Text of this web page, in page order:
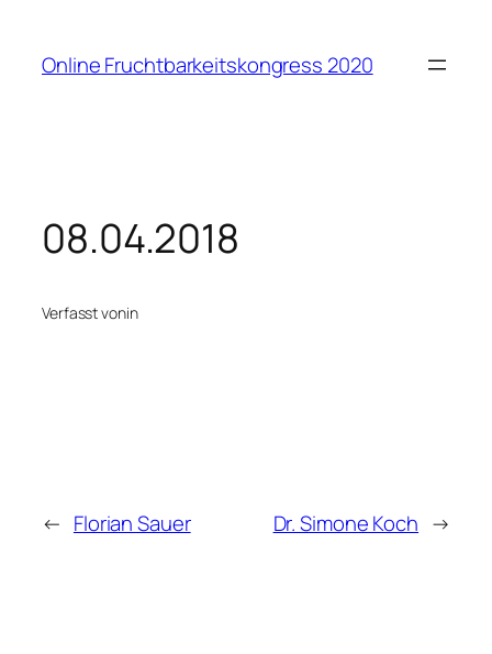
springen
Online Fruchtbarkeitskongress 2020
08.04.2018
Verfasst vonin
← Florian Sauer Dr. Simone Koch →